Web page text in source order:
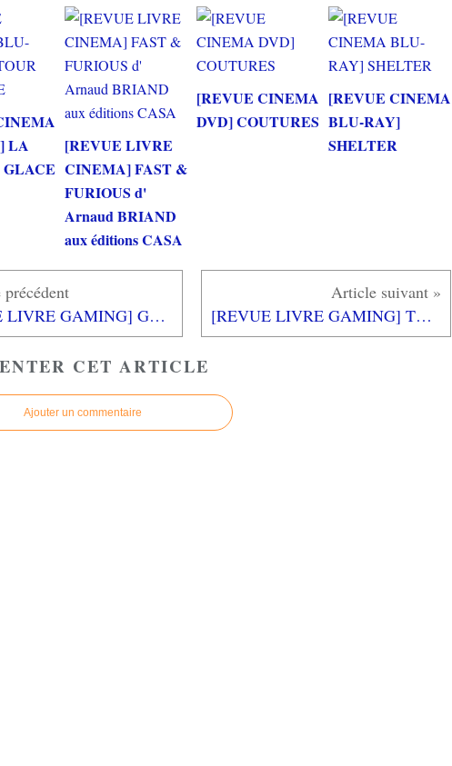
LA
[REVUE LIVRE
CINEMA] FAST &
FURIOUS d'
Arnaud BRIAND
aux éditions CASA
[REVUE CINEMA
DVD] COUTURES
[REVUE CINEMA
BLU-RAY]
SHELTER
[REVUE LIVRE GAMING] GUIDE OFFICIEL OVERWATCH aux éditions MANA BOOKS [REVUE LIVRE GAMING] TOUT L'ART DE BLOODBORNE aux éditions MANA BOOKS
CET ARTICLE
Ajouter un commentaire